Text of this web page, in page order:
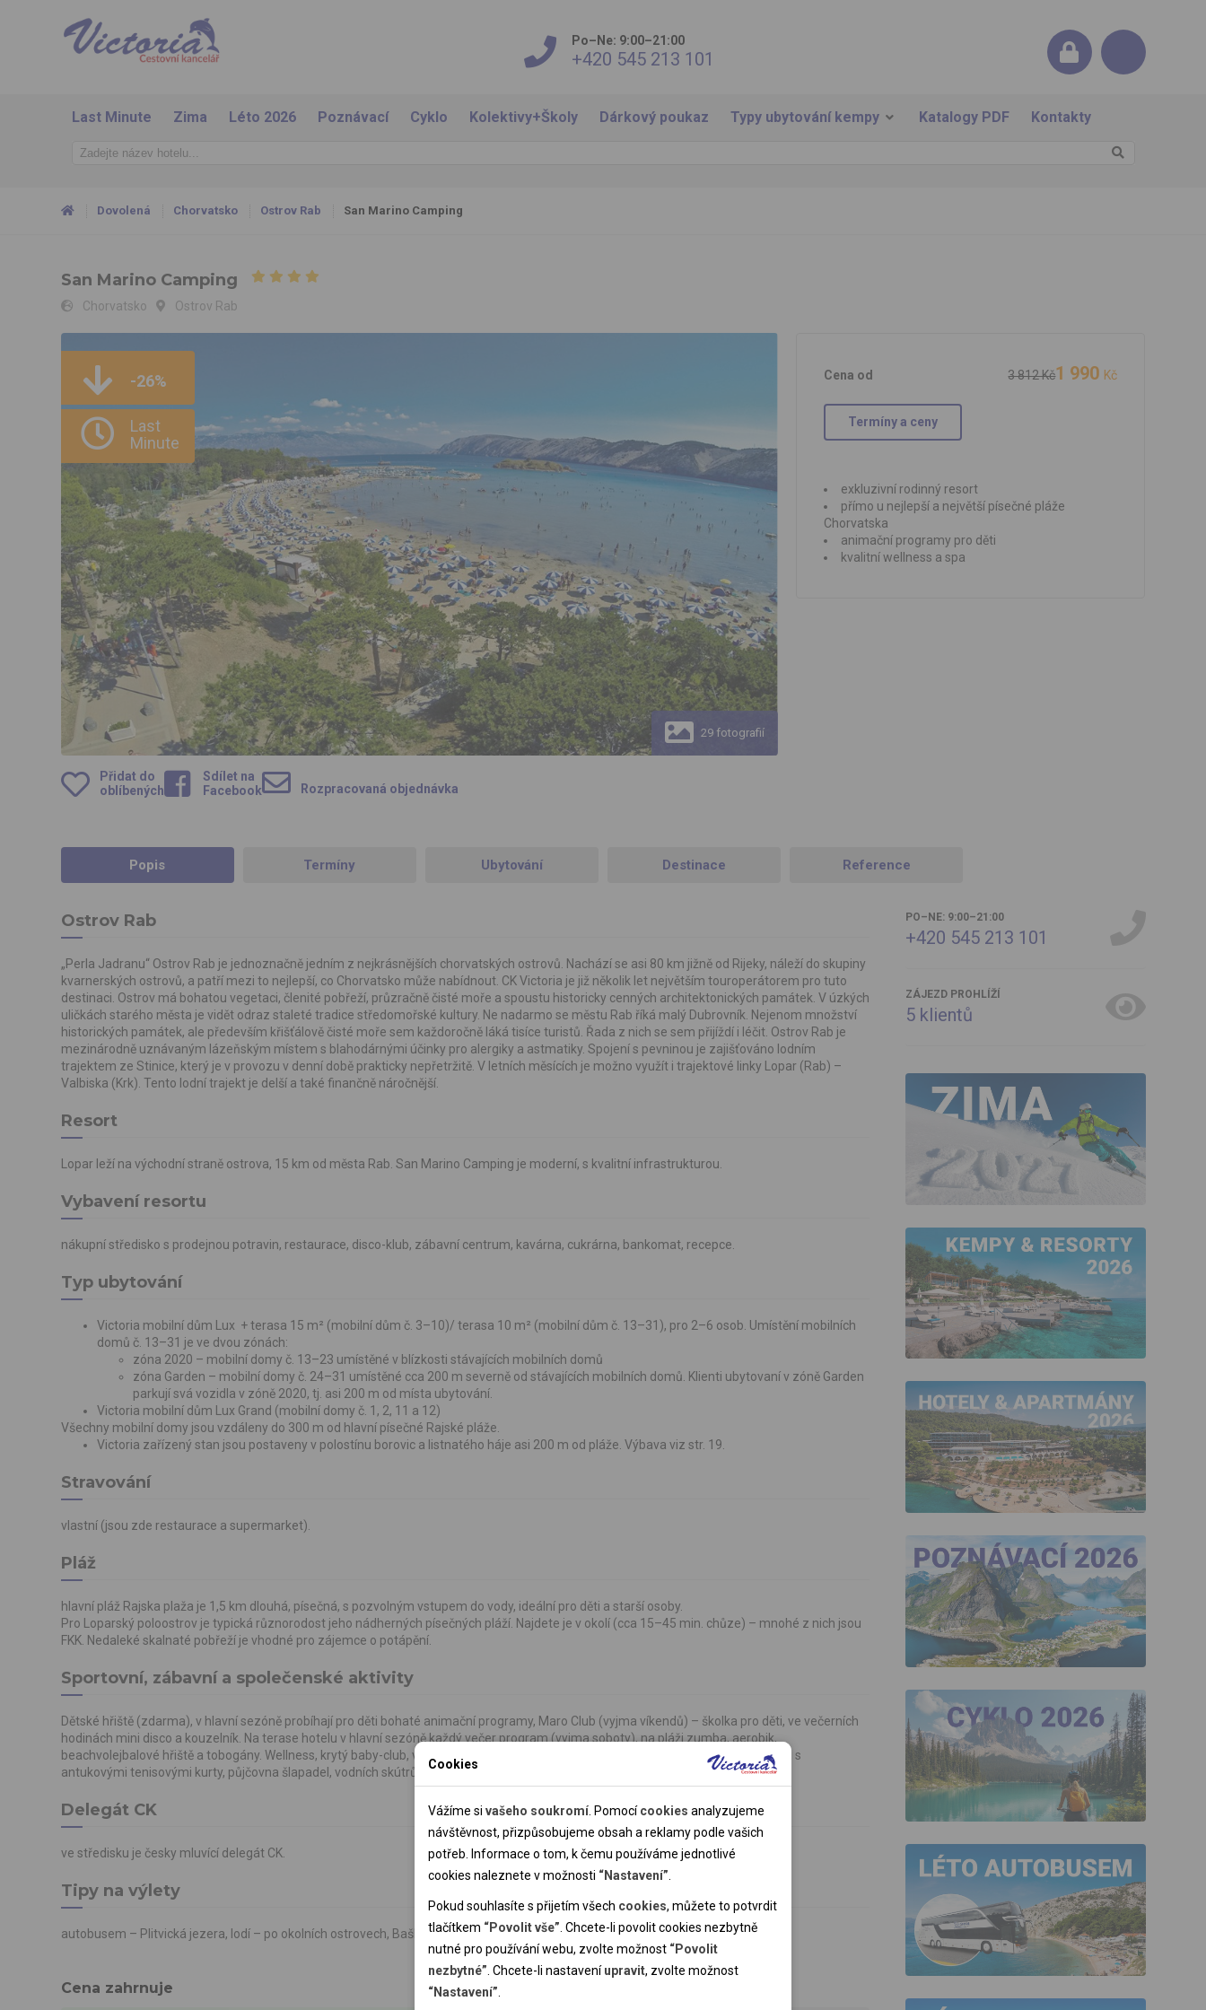
Po–Ne: 9:00–21:00
+420 545 213 101
Last Minute Zima Léto 2026 Poznávací Cyklo Kolektivy+Školy Dárkový poukaz Typy ubytování kempy Katalogy PDF Kontakty
Dovolená Chorvatsko Ostrov Rab San Marino Camping
San Marino Camping
Chorvatsko Ostrov Rab
-26%
Last
Minute
29 fotografií
Přidat do
oblíbených
Sdílet na
Facebook
Rozpracovaná objednávka
Cena od 3 812 Kč1 990 Kč
Termíny a ceny
exkluzivní rodinný resort
přímo u nejlepší a největší písečné pláže
Chorvatska
animační programy pro děti
kvalitní wellness a spa
Popis Termíny Ubytování Destinace Reference
Ostrov Rab
„Perla Jadranu“ Ostrov Rab je jednoznačně jedním z nejkrásnějších chorvatských ostrovů. Nachází se asi 80 km jižně od Rijeky, náleží do skupiny
kvarnerských ostrovů, a patří mezi to nejlepší, co Chorvatsko může nabídnout. CK Victoria je již několik let největším touroperátorem pro tuto
destinaci. Ostrov má bohatou vegetaci, členité pobřeží, průzračně čisté moře a spoustu historicky cenných architektonických památek. V úzkých
uličkách starého města je vidět odraz staleté tradice středomořské kultury. Ne nadarmo se městu Rab říká malý Dubrovník. Nejenom množství
historických památek, ale především křišťálově čisté moře sem každoročně láká tisíce turistů. Řada z nich se sem přijíždí i léčit. Ostrov Rab je
mezinárodně uznávaným lázeňským místem s blahodárnými účinky pro alergiky a astmatiky. Spojení s pevninou je zajišťováno lodním
trajektem ze Stinice, který je v provozu v denní době prakticky nepřetržitě. V letních měsících je možno využít i trajektové linky Lopar (Rab) –
Valbiska (Krk). Tento lodní trajekt je delší a také finančně náročnější.
Resort
Lopar leží na východní straně ostrova, 15 km od města Rab. San Marino Camping je moderní, s kvalitní infrastrukturou.
Vybavení resortu
nákupní středisko s prodejnou potravin, restaurace, disco-klub, zábavní centrum, kavárna, cukrárna, bankomat, recepce.
Typ ubytování
Victoria mobilní dům Lux + terasa 15 m² (mobilní dům č. 3–10)/ terasa 10 m² (mobilní dům č. 13–31), pro 2–6 osob. Umístění mobilních
domů č. 13–31 je ve dvou zónách:
zóna 2020 – mobilní domy č. 13–23 umístěné v blízkosti stávajících mobilních domů
zóna Garden – mobilní domy č. 24–31 umístěné cca 200 m severně od stávajících mobilních domů. Klienti ubytovaní v zóně Garden
parkují svá vozidla v zóně 2020, tj. asi 200 m od místa ubytování.
Victoria mobilní dům Lux Grand (mobilní domy č. 1, 2, 11 a 12)
Všechny mobilní domy jsou vzdáleny do 300 m od hlavní písečné Rajské pláže.
Victoria zařízený stan jsou postaveny v polostínu borovic a listnatého háje asi 200 m od pláže. Výbava viz str. 19.
Stravování
vlastní (jsou zde restaurace a supermarket).
Pláž
hlavní pláž Rajska plaža je 1,5 km dlouhá, písečná, s pozvolným vstupem do vody, ideální pro děti a starší osoby.
Pro Loparský poloostrov je typická různorodost jeho nádherných písečných pláží. Najdete je v okolí (cca 15–45 min. chůze) – mnohé z nich jsou
FKK. Nedaleké skalnaté pobřeží je vhodné pro zájemce o potápění.
Sportovní, zábavní a společenské aktivity
Dětské hřiště (zdarma), v hlavní sezóně probíhají pro děti bohaté animační programy, Maro Club (vyjma víkendů) – školka pro děti, ve večerních
hodinách mini disco a kouzelník. Na terase hotelu v hlavní sezóně každý večer program (vyjma soboty), na pláži zumba, aerobik,
beachvolejbalové hřiště a tobogány. Wellness, krytý baby-club, víceúčelové hřiště (fotbal, basketbal), minigolf, velký sportovní areál s
antukovými tenisovými kurty, půjčovna šlapadel, vodních skútrů, motorových člunů, dětských autíček a surfů.
Delegát CK
ve středisku je česky mluvící delegát CK.
Tipy na výlety
autobusem – Plitvická jezera, lodí – po okolních ostrovech, Baška.
Cena zahrnuje Cena nezahrnuje
PO–NE: 9:00–21:00
+420 545 213 101
ZÁJEZD PROHLÍŽÍ
5 klientů
Cookies
Vážíme si vašeho soukromí . Pomocícookies analyzujeme
návštěvnost, přizpůsobujeme obsah a reklamy podle vašich
potřeb. Informace o tom, k čemu používáme jednotlivé
cookies naleznete v možnosti “Nastavení”
Pokud souhlasíte s přijetím všech cookies, můžete to potvrdit
tlačítkem “Povolit vše” . Chcete-li povolit cookies nezbytně
nutné pro používání webu, zvolte možnost “Povolit
nezbytné” . Chcete-li nastaveníupravit, zvolte možnost
“Nastavení”
Nutné cookies pomáhají, aby byla webová stránka použitelná
tak, že umožní základní funkce jako navigace stránky a
přístup k zabezpečeným sekcím webové stránky. Webová
stránka nemůže správně fungovat bez těchto cookies.
Analytické cookies
Pomocí analytických cookies můžeme měřit návštěvnost
našeho webu, zdroje návštěv, výkon reklam a také jejich
dosah. Takto získaná data zpracováváme anonymně bez
Personální cookies
Personalizační soubory cookies nám umožňují přizpůsobit